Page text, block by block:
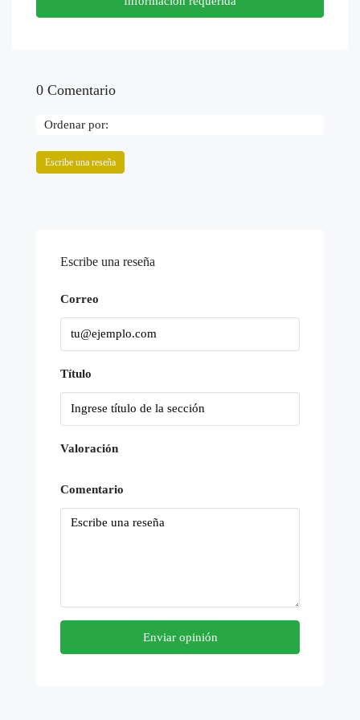
0 Comentario
Ordenar por:
Escribe una reseña
Escribe una reseña
Correo
Título
Valoración
Comentario
Enviar opinión